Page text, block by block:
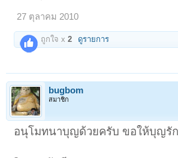
27 ตุลาคม 2010
ถูกใจ x2 ดูรายการ
bugbom
สมาชิก
อนุโมทนาบุญด้วยครับ ขอให้บุญรั